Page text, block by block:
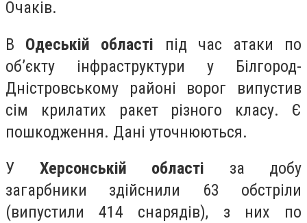
Очаків.
В Одеській області під час атаки по
об’єкту інфраструктури у Білгород-
Дністровському районі ворог випустив
сім крилатих ракет різного класу. Є
пошкодження. Дані уточнюються.
У Херсонській області за добу
загарбники здійснили 63 обстріли
(випустили 414 снарядів), з них по